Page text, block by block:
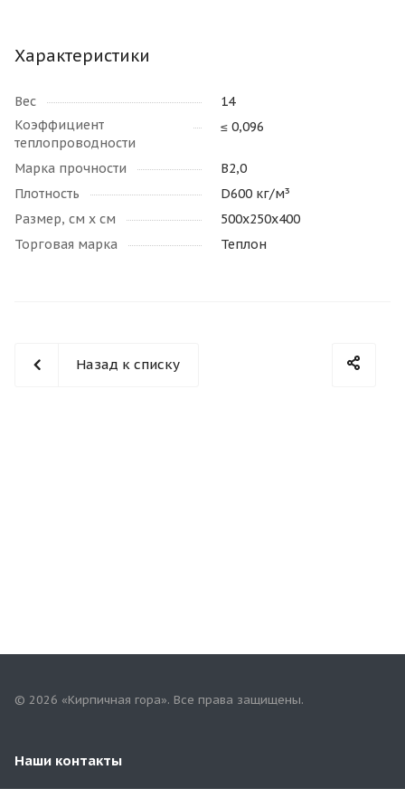
Характеристики
Вес
14
Коэффициент
теплопроводности
≤ 0,096
Марка прочности
В2,0
Плотность
D600 кг/м³
Размер, см х см
500х250х400
Торговая марка
Теплон
Назад к списку
© 2026 «Кирпичная гора». Все права защищены.
Наши контакты